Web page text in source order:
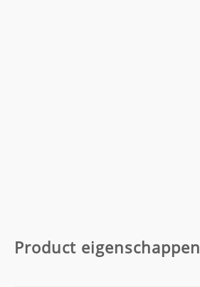
Product eigenschappen